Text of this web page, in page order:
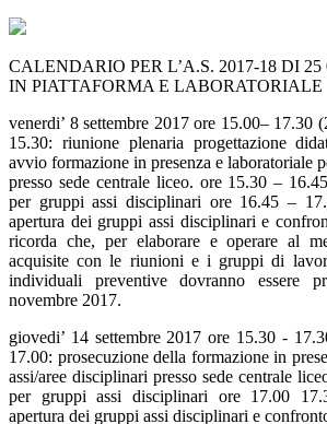
CALENDARIO PER L’A.S. 2017-18 DI
IN PIATTAFORMA E LABORATORIALE
venerdi’ 8 settembre 2017 ore 15.00– 17.30
15.30: riunione plenaria progettazione
avvio formazione in presenza e laboratoriale
presso sede centrale liceo. ore 15.30 –
per gruppi assi disciplinari ore 16.45 –
apertura dei gruppi assi disciplinari e
ricorda che, per elaborare e operare al
acquisite con le riunioni e i gruppi di
individuali preventive dovranno essere
novembre 2017.
giovedi’ 14 settembre 2017 ore 15.30 -
17.00: prosecuzione della formazione in
assi/aree disciplinari presso sede centrale
per gruppi assi disciplinari ore 17.00
apertura dei gruppi assi disciplinari e